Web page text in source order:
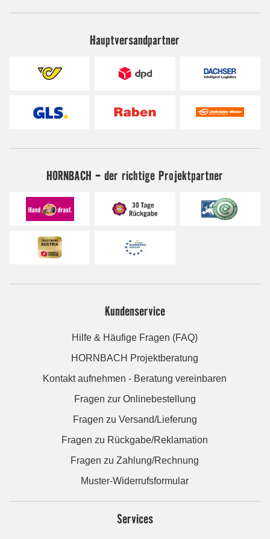
Hauptversandpartner
HORNBACH - der richtige Projektpartner
Kundenservice
Hilfe & Häufige Fragen (FAQ)
HORNBACH Projektberatung
Kontakt aufnehmen - Beratung vereinbaren
Fragen zur Onlinebestellung
Fragen zu Versand/Lieferung
Fragen zu Rückgabe/Reklamation
Fragen zu Zahlung/Rechnung
Muster-Widerrufsformular
Services